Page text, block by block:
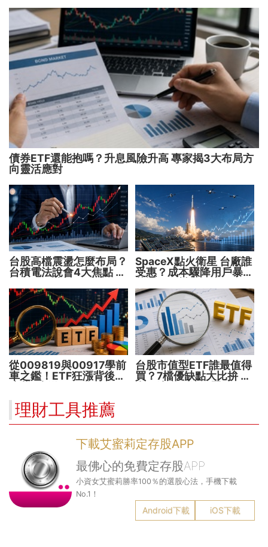
債券ETF還能抱嗎？升息風險升高 專家揭3大布局方
向靈活應對
台股高檔震盪怎麼布局？
台積電法說會4大焦點 AI
SpaceX點火衛星 台廠誰
受惠？成本驟降用戶暴增
從009819與00917學前
車之鑑！ETF狂漲背後
台股市值型ETF誰最值得
買？7檔優缺點大比拚 找
理財工具推薦
下載艾蜜莉定存股APP
最佛心的免費定存股APP
小資女艾蜜莉勝率100％的選股心法，手機下載
No.1！
Android下載 iOS下載